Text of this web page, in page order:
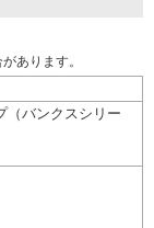
あります。
（バンクスシリー